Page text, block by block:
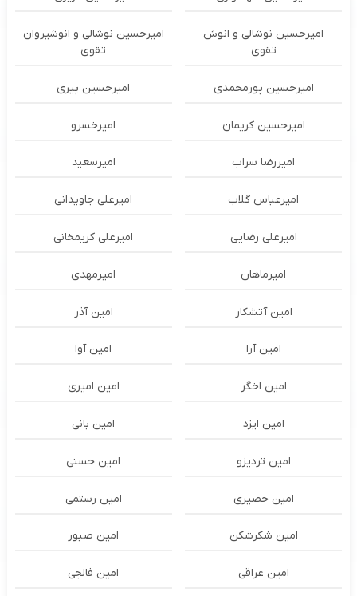
امیرحسین نوشالی و انوش
تقوی
امیرحسین نوشالی و انوشیروان
تقوی
امیرحسین پورمحمدی امیرحسین پیری
امیرحسین کریمان امیرخسرو
امیررضا سراب امیرسعید
امیرعباس گلاب امیرعلی جاویدانی
امیرعلی رضایی امیرعلی کریمخانی
امیرماهان امیرمهدی
امین آتشکار امین آذر
امین آرا امین آوا
امین اخگر امین امیری
امین ایزد امین بانی
امین تردیزو امین حسنی
امین حصیری امین رستمی
امین شکرشکن امین صبور
امین عراقی امین فالجی